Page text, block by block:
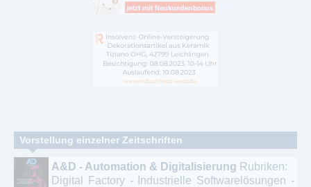
Vorstellung einzelner Zeitschriften
A&D - Automation & Digitalisierung Rubriken:
Digital Factory - Industrielle Softwarelösungen -